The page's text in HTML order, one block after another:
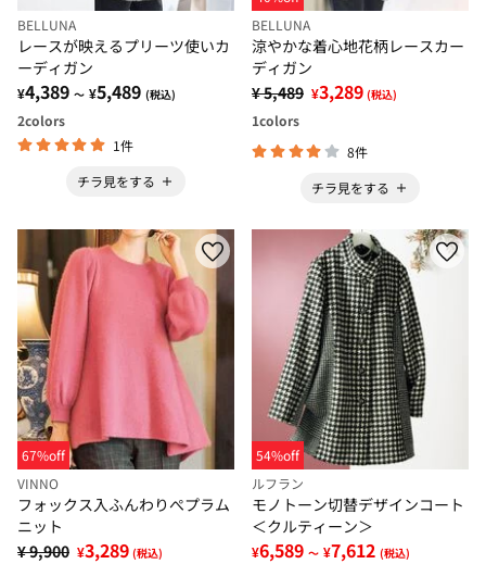
BELLUNA
レースが映えるプリーツ使いカ
ーディガン
¥4,389 ～ ¥5,489 (税込)
2colors
1件
チラ見をする
BELLUNA
涼やかな着心地花柄レースカー
ディガン
¥ 5,489 ¥3,289 (税込)
1colors
8件
チラ見をする
67%off
VINNO
フォックス入ふんわりぺプラム
ニット
¥ 9,900 ¥3,289 (税込)
54%off
ルフラン
モノトーン切替デザインコート
＜クルティーン＞
¥6,589 ～ ¥7,612 (税込)